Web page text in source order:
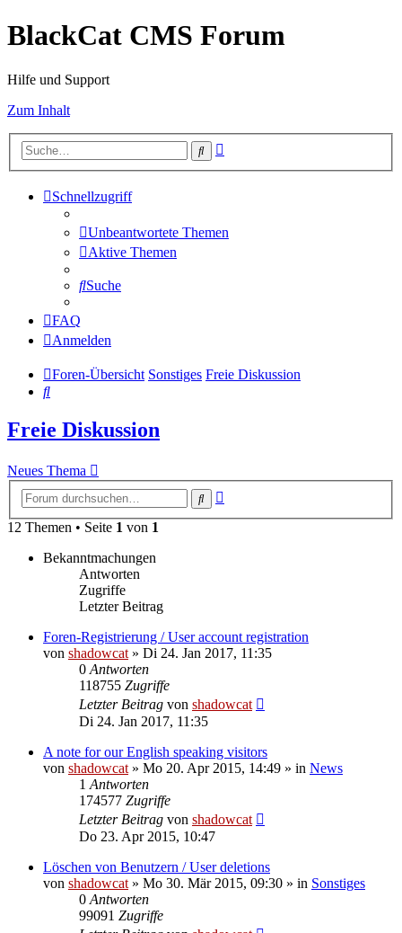
BlackCat CMS Forum
Hilfe und Support
Zum Inhalt
Suche
Schnellzugriff
Unbeantwortete Themen
Aktive Themen
Suche
FAQ
Anmelden
Foren-Übersicht Sonstiges Freie Diskussion
Suche
Freie Diskussion
Neues Thema
Suche
12 Themen • Seite 1 von 1
Bekanntmachungen
Antworten
Zugriffe
Letzter Beitrag
Foren-Registrierung / User account registration
von shadowcat » Di 24. Jan 2017, 11:35
0 Antworten
118755 Zugriffe
Letzter Beitrag von shadowcat
Di 24. Jan 2017, 11:35
A note for our English speaking visitors
von shadowcat » Mo 20. Apr 2015, 14:49 » in News
1 Antworten
174577 Zugriffe
Letzter Beitrag von shadowcat
Do 23. Apr 2015, 10:47
Löschen von Benutzern / User deletions
von shadowcat » Mo 30. Mär 2015, 09:30 » in Sonstiges
0 Antworten
99091 Zugriffe